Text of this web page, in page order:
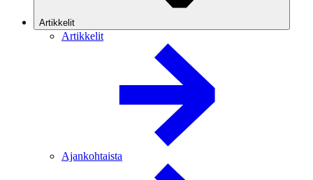
Artikkelit
Artikkelit
Ajankohtaista